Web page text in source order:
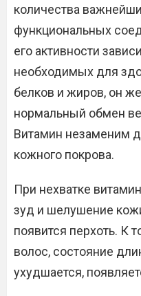
количества
функциональных
его активности
необходимых для
белков и жиров, он
нормальный обмен
Витамин незаменим
кожного покрова.
При нехватке
зуд и шелушение
появится перхоть. К
волос, состояние
ухудшается,